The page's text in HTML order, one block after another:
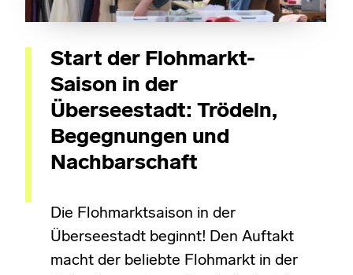
Start der Flohmarkt-
Saison in der
Überseestadt: Trödeln,
Begegnungen und
Nachbarschaft
Die Flohmarktsaison in der
Überseestadt beginnt! Den Auftakt
macht der beliebte Flohmarkt in der